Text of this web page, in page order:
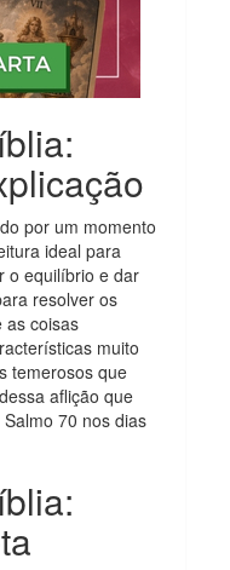
por um momento
ideal para
o equilíbrio e dar
resolver os
as coisas
muito
temerosos que
aflição que
70 nos dias